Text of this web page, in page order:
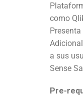
como
a sus
Sense
Pre-